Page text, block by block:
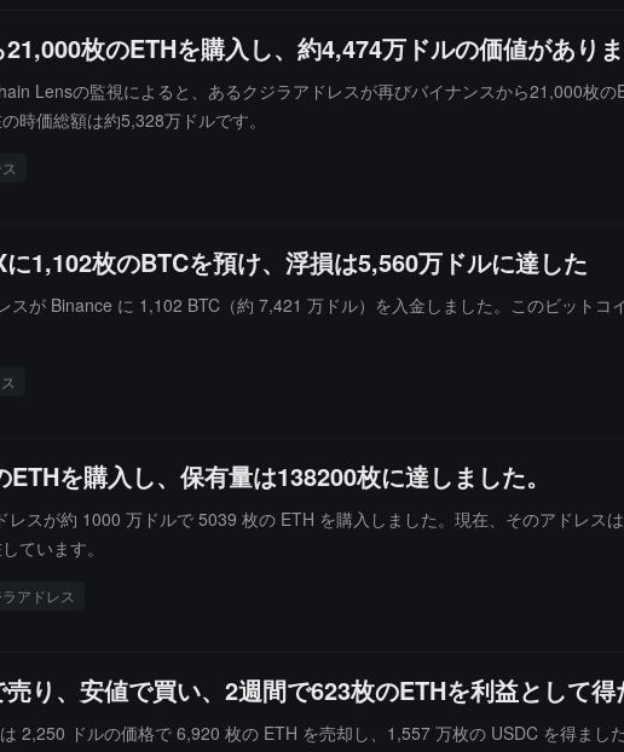
枚のETHを購入し、約4,474万ドルの価値がありま
Lensの監視によると、あるクジラアドレスが再びバイナンスから21,000枚
時価総額は約5,328万ドルです。
1,102枚のBTCを預け、浮損は5,560万ドルに達した
が Binance に 1,102 BTC（約 7,421 万ドル）を入金しました。このビット
を購入し、保有量は138200枚に達しました。
スが約 1000 万ドルで 5039 枚の ETH を購入しました。現在、そのアドレス
ています。
アドレス
り、安値で買い、2週間で623枚のETHを利益として得
2,250 ドルの価格で 6,920 枚の ETH を売却し、1,557 万枚の USDC を得ま